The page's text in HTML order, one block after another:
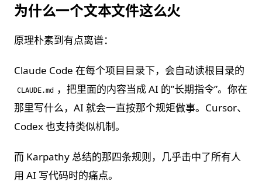
为什么一个文本文件这么火
原理朴素到有点离谱：
Claude Code 在每个项目目录下，会自动读根目录的
CLAUDE.md
，把里面的内容当成 AI 的”长期指令”。你在
那里写什么，AI 就会一直按那个规矩做事。Cursor、
Codex 也支持类似机制。
而 Karpathy 总结的那四条规则，几乎击中了所有人
用 AI 写代码时的痛点。